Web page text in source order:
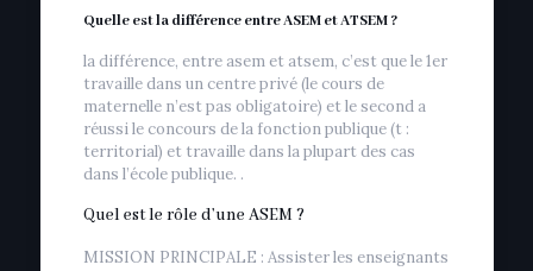
Quelle est la différence entre ASEM et ATSEM ?
la différence, entre asem et atsem, c’est que le 1er
travaille dans un centre privé (le cours de
maternelle n’est pas obligatoire) et le second a
réussi le concours de la fonction publique (t :
territorial) et travaille dans la plupart des cas
dans l’école publique. .
Quel est le rôle d’une ASEM ?
MISSION PRINCIPALE : Assister les enseignants